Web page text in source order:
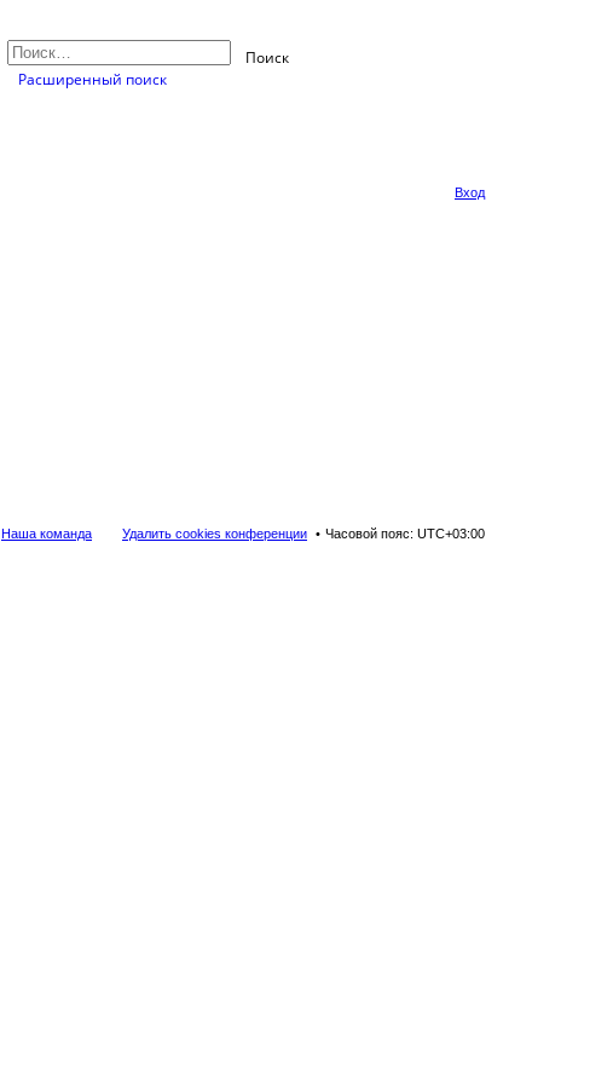
Поиск
Расширенный поиск
Вход
Часовой пояс: UTC+03:00
Удалить cookies конференции
Наша команда